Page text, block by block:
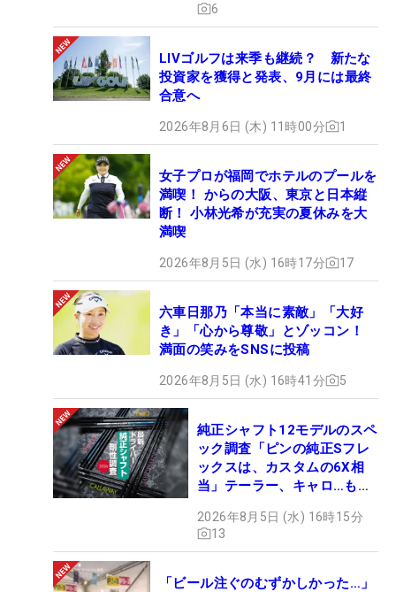
6
LIVゴルフは来季も継続？ 新たな
投資家を獲得と発表、9月には最終
合意へ
2026年8月6日 (木) 11時00分 1
女子プロが福岡でホテルのプールを
満喫！ からの大阪、東京と日本縦
断！ 小林光希が充実の夏休みを大
満喫
2026年8月5日 (水) 16時17分 17
六車日那乃「本当に素敵」「大好
き」「心から尊敬」とゾッコン！
満面の笑みをSNSに投稿
2026年8月5日 (水) 16時41分 5
純正シャフト12モデルのスペ
ック調査「ピンの純正Sフレ
ックスは、カスタムの6X相
当」テーラー、キャロ…もチ
2026年8月5日 (水) 16時15分
13
「ビール注ぐのむずかしかった…」